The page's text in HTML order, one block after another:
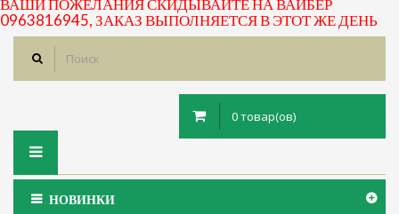
0963816945, ЗАКАЗ ВЫПОЛНЯЕТСЯ В ЭТОТ ЖЕ ДЕНЬ
0 товар(ов)
Toggle
НОВИНКИ